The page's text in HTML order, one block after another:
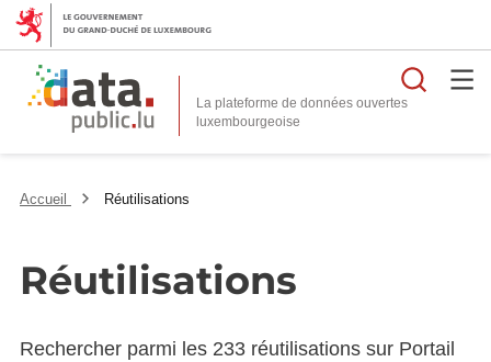
La plateforme de données ouvertes
Accueil Réutilisations
Réutilisations
Rechercher parmi les 233 réutilisations sur Portail